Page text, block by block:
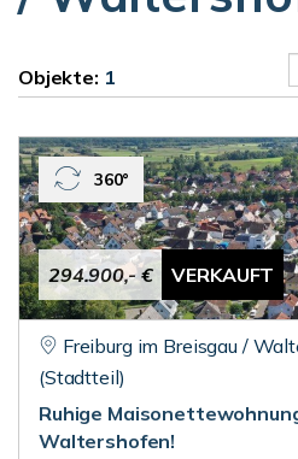
Objekte: 1
294.900,- € VERKAUFT
360°
Freiburg im Breisgau /
(Stadtteil)
Ruhige
Waltershofen!